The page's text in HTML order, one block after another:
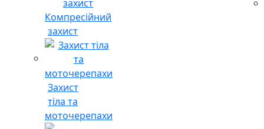
Компресійний
захист
Захист
тіла та
моточерепахи